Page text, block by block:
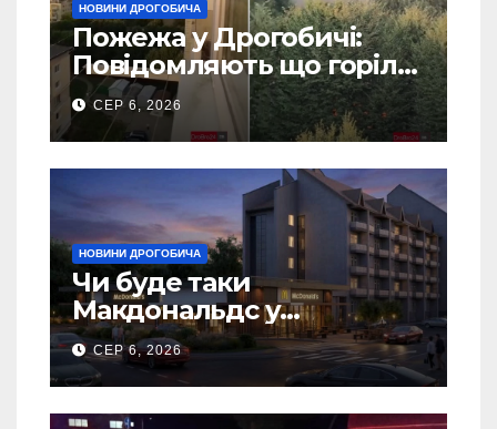
НОВИНИ ДРОГОБИЧА
Пожежа у Дрогобичі:
Повідомляють що горіло
5 гаражів (Відео)
СЕР 6, 2026
НОВИНИ ДРОГОБИЧА
Чи буде таки
Макдональдс у
Дрогобичі? (Фото)
СЕР 6, 2026